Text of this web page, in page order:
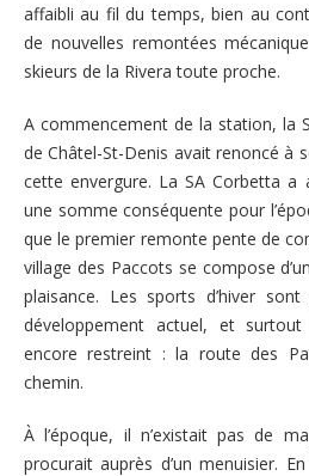
affaibli au fil du temps, bien au
de nouvelles remontées
skieurs de la Rivera toute proche.
A commencement de la station, la
de Châtel-St-Denis avait renoncé à
cette envergure. La SA Corbetta
une somme conséquente pour
que le premier remonte pente de
village des Paccots se compose
plaisance. Les sports d’hiver
développement actuel, et
encore restreint : la route des
chemin.
À l’époque, il n’existait pas de
procurait auprès d’un menuisier.